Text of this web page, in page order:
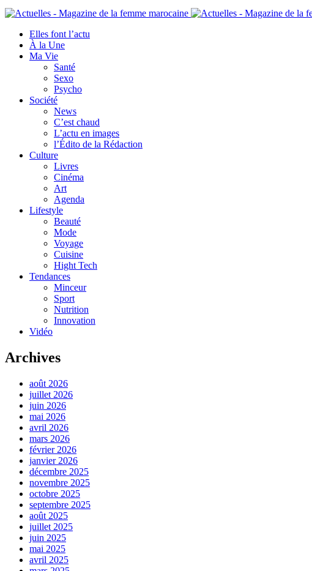
Elles font l’actu
À la Une
Ma Vie
Santé
Sexo
Psycho
Société
News
C’est chaud
L’actu en images
l’Édito de la Rédaction
Culture
Livres
Cinéma
Art
Agenda
Lifestyle
Beauté
Mode
Voyage
Cuisine
Hight Tech
Tendances
Minceur
Sport
Nutrition
Innovation
Vidéo
Archives
août 2026
juillet 2026
juin 2026
mai 2026
avril 2026
mars 2026
février 2026
janvier 2026
décembre 2025
novembre 2025
octobre 2025
septembre 2025
août 2025
juillet 2025
juin 2025
mai 2025
avril 2025